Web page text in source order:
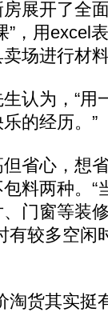
展开了全
”，用excel
场进行材
为，“用
的经历。”
心，想
料两种。“
门窗等装
有较多空闲
货其实挺